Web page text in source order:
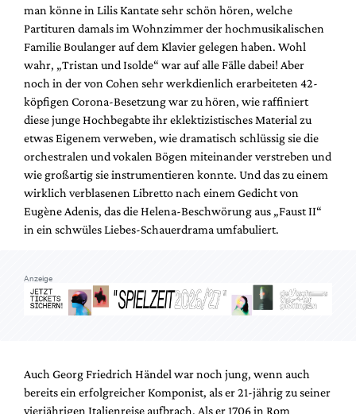
man könne in Lilis Kantate sehr schön hören, welche
Partituren damals im Wohnzimmer der hochmusikalischen
Familie Boulanger auf dem Klavier gelegen haben. Wohl
wahr, „Tristan und Isolde“ war auf alle Fälle dabei! Aber
noch in der von Cohen sehr werkdienlich erarbeiteten 42-
köpfigen Corona-Besetzung war zu hören, wie raffiniert
diese junge Hochbegabte ihr eklektizistisches Material zu
etwas Eigenem verweben, wie dramatisch schlüssig sie die
orchestralen und vokalen Bögen miteinander verstreben und
wie großartig sie instrumentieren konnte. Und das zu einem
wirklich verblasenen Libretto nach einem Gedicht von
Eugène Adenis, das die Helena-Beschwörung aus „Faust II“
in ein schwüles Liebes-Schauerdrama umfabuliert.
Anzeige
Auch Georg Friedrich Händel war noch jung, wenn auch
bereits ein erfolgreicher Komponist, als er 21-jährig zu seiner
vierjährigen Italienreise aufbrach. Als er 1706 in Rom